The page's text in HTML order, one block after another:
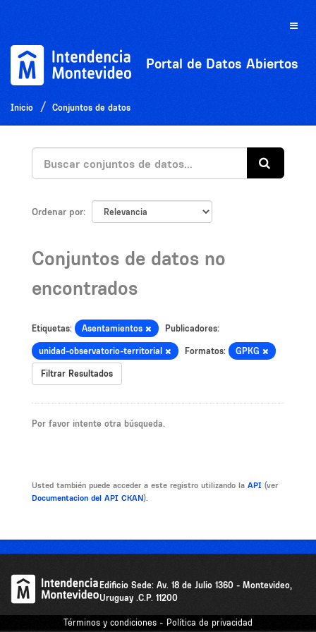
Toggle
Portal de Datos Abiertos
Inicio Conjuntos de datos
Ordenar por
Conjuntos de datos no
encontrados
Etiquetas: Asentamientos Publicadores:
unidad-observatorio-territorial Formatos: GPKG
Filtrar Resultados
Por favor intente otra búsqueda.
Usted también puede acceder a este registro utilizando la API (ver
Documentacion del API CKAN).
Edificio Sede: Av. 18 de Julio 1360 - Montevideo,
Uruguay .C.P. 11200
Términos y condiciones - Política de privacidad